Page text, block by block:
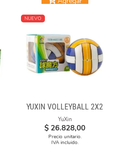
NUEVO
YUXIN VOLLEYBALL 2X2
YuXin
$ 26.828,00
Precio unitario.
IVA incluido.